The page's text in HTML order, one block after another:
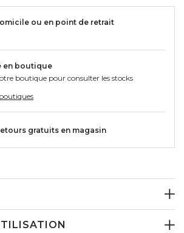
ou en point de retrait
en boutique
boutique pour consulter les stocks
gratuits en magasin